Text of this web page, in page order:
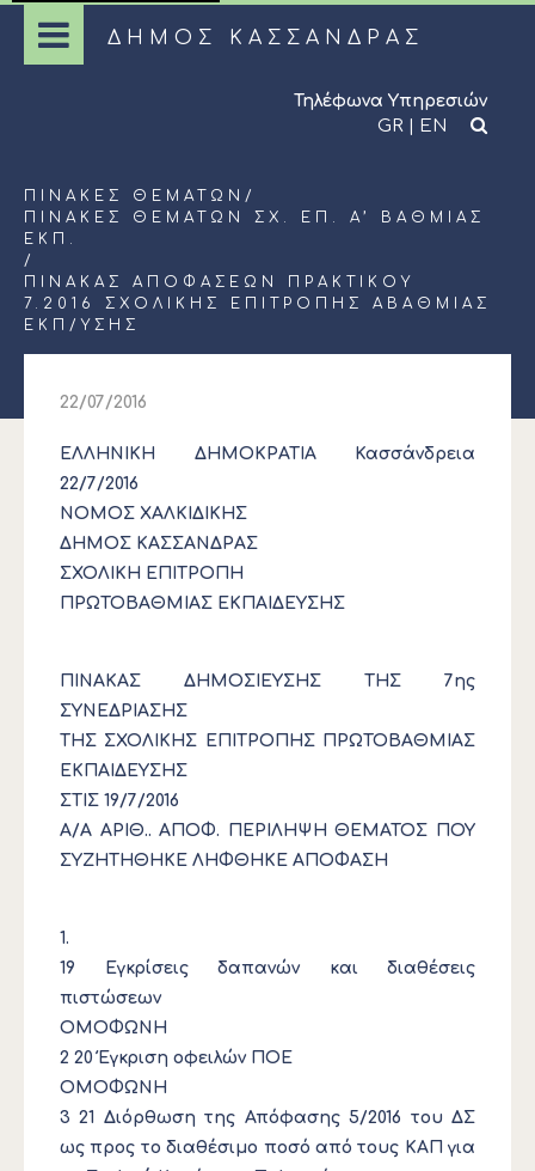
ΔΗΜΟΣ ΚΑΣΣΑΝΔΡΑΣ
Τηλέφωνα Υπηρεσιών
GR | EN
ΠΊΝΑΚΕΣ ΘΕΜΆΤΩΝ /
ΠΊΝΑΚΕΣ ΘΕΜΆΤΩΝ ΣΧ. ΕΠ. Α’ ΒΆΘΜΙΑΣ
ΕΚΠ.
/
ΠΙΝΑΚΑΣ ΑΠΟΦΑΣΕΩΝ ΠΡΑΚΤΙΚΟΥ
7.2016 ΣΧΟΛΙΚΗΣ ΕΠΙΤΡΟΠΗΣ ΑΒΑΘΜΙΑΣ
ΕΚΠ/ΥΣΗΣ
22/07/2016
ΕΛΛΗΝΙΚΗ ΔΗΜΟΚΡΑΤΙΑ Κασσάνδρεια
22/7/2016
ΝΟΜΟΣ ΧΑΛΚΙΔΙΚΗΣ
ΔΗΜΟΣ ΚΑΣΣΑΝΔΡΑΣ
ΣΧΟΛΙΚΗ ΕΠΙΤΡΟΠΗ
ΠΡΩΤΟΒΑΘΜΙΑΣ ΕΚΠΑΙΔΕΥΣΗΣ
ΠΙΝΑΚΑΣ ΔΗΜΟΣΙΕΥΣΗΣ ΤΗΣ 7ης
ΣΥΝΕΔΡΙΑΣΗΣ
ΤΗΣ ΣΧΟΛΙΚΗΣ ΕΠΙΤΡΟΠΗΣ ΠΡΩΤΟΒΑΘΜΙΑΣ
ΕΚΠΑΙΔΕΥΣΗΣ
ΣΤΙΣ 19/7/2016
Α/Α ΑΡΙΘ.. ΑΠΟΦ. ΠΕΡΙΛΗΨΗ ΘΕΜΑΤΟΣ ΠΟΥ
ΣΥΖΗΤΗΘΗΚΕ ΛΗΦΘΗΚΕ ΑΠΟΦΑΣΗ
1.
19 Εγκρίσεις δαπανών και διαθέσεις
πιστώσεων
ΟΜΟΦΩΝΗ
2 20 Έγκριση οφειλών ΠΟΕ
ΟΜΟΦΩΝΗ
3 21 Διόρθωση της Απόφασης 5/2016 του ΔΣ
ως προς το διαθέσιμο ποσό από τους ΚΑΠ για